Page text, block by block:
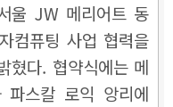
울 JW 메리어트 동
컴퓨팅 사업 협력을
혔다. 협약식에는 메
파스칼 로익 앙리에